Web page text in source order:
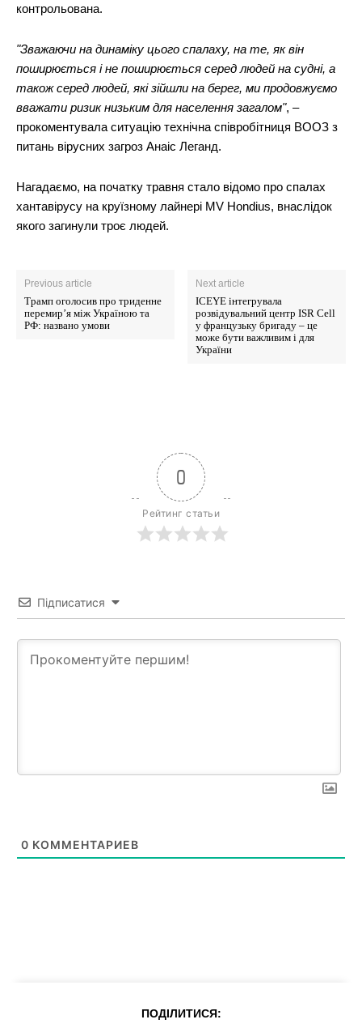
контрольована.
"Зважаючи на динаміку цього спалаху, на те, як він
поширюється і не поширюється серед людей на судні, а
також серед людей, які зійшли на берег, ми продовжуємо
вважати ризик низьким для населення загалом", –
прокоментувала ситуацію технічна співробітниця ВООЗ з
питань вірусних загроз Анаіс Леганд.
Нагадаємо, на початку травня стало відомо про спалах
хантавірусу на круїзному лайнері MV Hondius, внаслідок
якого загинули троє людей.
Previous article
Трамп оголосив про триденне
перемир’я між Україною та
РФ: названо умови
Next article
ICEYE інтегрувала
розвідувальний центр ISR Cell
у французьку бригаду – це
може бути важливим і для
України
0
Рейтинг статьи
Підписатися
0 КОММЕНТАРИЕВ
ПОДІЛИТИСЯ: